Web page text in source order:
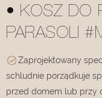
• KOSZ DO
PARASOLI
Zaprojektowany
schludnie porządkuje
przed domem lub przy